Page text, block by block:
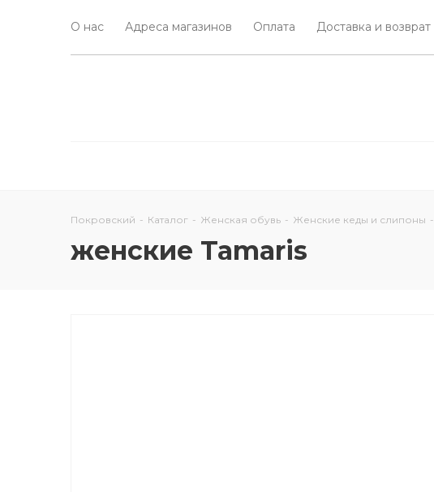
О нас Адреса магазинов Оплата Доставка и возврат
Покровский - Каталог - Женская обувь - Женские кеды и слипоны -
женские Tamaris